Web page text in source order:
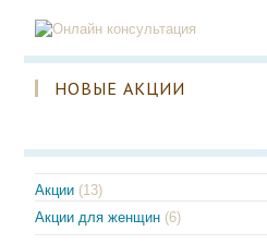
НОВЫЕ АКЦИИ
Акции (13)
Акции для женщин (6)